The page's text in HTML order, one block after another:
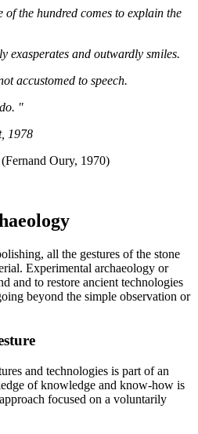
of the hundred comes to explain the
exasperates and outwardly smiles.
accustomed to speech.
"
1978
(Fernand Oury, 1970)
all the gestures of the stone
Experimental archaeology or
and to restore ancient technologies
beyond the simple observation or
and technologies is part of an
of knowledge and know-how is
focused on a voluntarily